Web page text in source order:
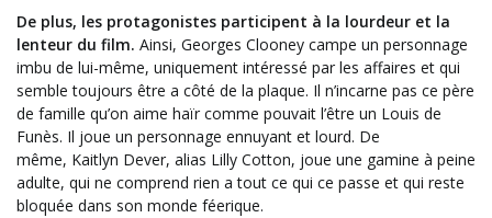
De plus, les protagonistes participent à la lourdeur et la
lenteur du film. Ainsi, Georges Clooney campe un personnage
imbu de lui-même, uniquement intéressé par les affaires et qui
semble toujours être a côté de la plaque. Il n’incarne pas ce père
de famille qu’on aime haïr comme pouvait l’être un Louis de
Funès. Il joue un personnage ennuyant et lourd. De
même, Kaitlyn Dever, alias Lilly Cotton, joue une gamine à peine
adulte, qui ne comprend rien a tout ce qui ce passe et qui reste
bloquée dans son monde féerique.